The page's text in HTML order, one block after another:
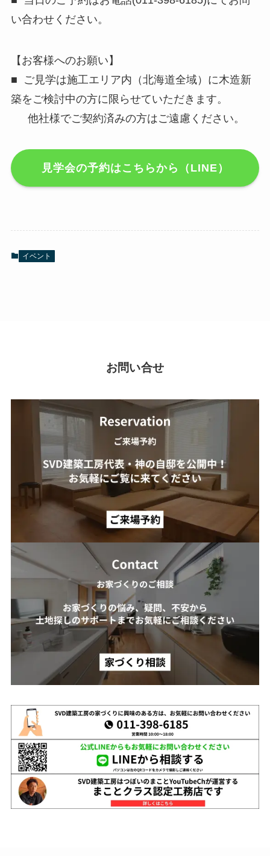
い合わせください。
【お客様へのお願い】
■ ご見学は施工エリア内（北海道全域）に木造新
築をご検討中の方に限らせていただきます。
他社様でご契約済みの方はご遠慮ください。
見学会の予約はこちらから（LINE）
イベント
お問い合せ